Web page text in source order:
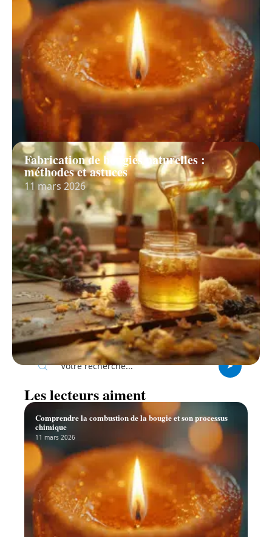
Fabrication de bougies naturelles :
méthodes et astuces
11 mars 2026
Recherche
Les lecteurs aiment
Comprendre la combustion de la bougie et son processus
chimique
11 mars 2026